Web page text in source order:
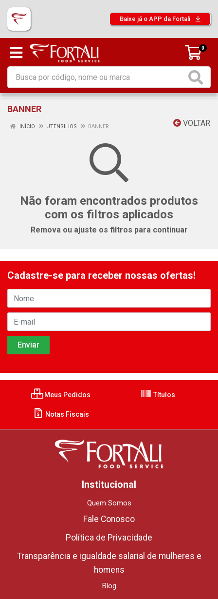
Baixe já o APP da Fortali
0
BANNER
VOLTAR
INÍCIO UTENSILIOS BANNER
Não foram encontrados produtos
com os filtros aplicados
Remova ou ajuste os filtros para continuar
Cadastre-se para receber nossas ofertas!
Meus Pedidos Títulos
Notas Fiscais
Institucional
Quem Somos
Fale Conosco
Política de Privacidade
Transparência e igualdade salarial de mulheres e
homens
Blog